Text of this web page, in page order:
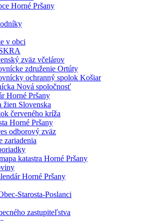
Horné Pršany
v obci
zväz včelárov
združenie Ortúty
ochranný spolok Košiar
Nová spoločnosť
Horné Pršany
žien Slovenska
červeného kríža
Horné Pršany
odborový zväz
zariadenia
katastra Horné Pršany
Horné Pršany
Starosta-Poslanci
zastupiteľstva